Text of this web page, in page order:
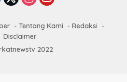
Tentang Kami
Redaksi
Disclaimer
2022